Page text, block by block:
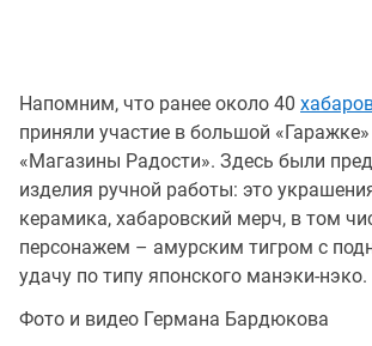
Напомним, что ранее около 40
приняли участие в большой
«Магазины Радости». Здесь были
изделия ручной работы: это
керамика, хабаровский мерч, в том
персонажем – амурским тигром с
удачу по типу японского манэки-нэко.
Фото и видео Германа Бардюкова